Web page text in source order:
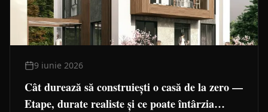
9 iunie 2026
Cât durează să construiești o casă de la zero —
Etape, durate realiste și ce poate întârzia